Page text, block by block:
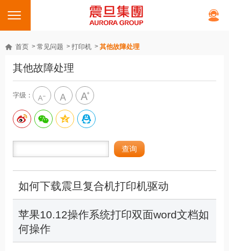
首页 常见问题 打印机 其他故障处理
其他故障处理
字级：
如何下载震旦复合机打印机驱动
苹果10.12操作系统打印双面word文档如
何操作